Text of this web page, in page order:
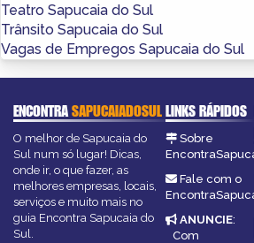
Teatro Sapucaia do Sul
Trânsito Sapucaia do Sul
Vagas de Empregos Sapucaia do Sul
ENCONTRASAPUCAIADOSUL
O melhor de Sapucaia do
Sul num só lugar! Dicas,
onde ir, o que fazer, as
melhores empresas, locais,
serviços e muito mais no
guia Encontra Sapucaia do
Sul.
LINKS RÁPIDOS
Sobre
Fale com o
ANUNCIE:
Com